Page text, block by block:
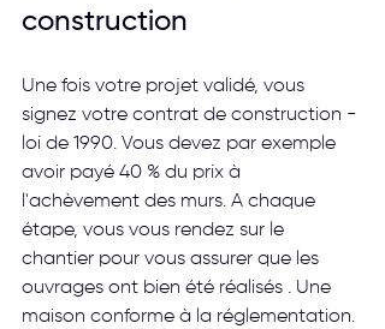
construction
Une fois votre projet validé, vous
signez votre contrat de construction -
loi de 1990. Vous devez par exemple
avoir payé 40 % du prix à
l'achèvement des murs. A chaque
étape, vous vous rendez sur le
chantier pour vous assurer que les
ouvrages ont bien été réalisés . Une
maison conforme à la réglementation.